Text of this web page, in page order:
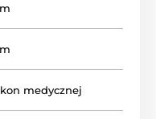
medycznej